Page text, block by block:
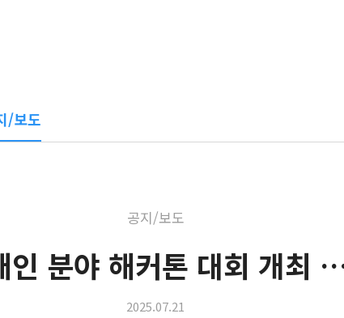
/보도
공지/보도
인 분야 해커톤 대회 개최
2025.07.21